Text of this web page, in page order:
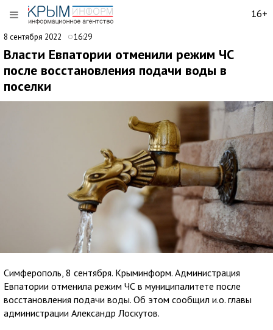
16+
8 сентября 2022 16:29
Власти Евпатории отменили режим ЧС
после восстановления подачи воды в
поселки
Симферополь, 8 сентября. Крыминформ. Администрация
Евпатории отменила режим ЧС в муниципалитете после
восстановления подачи воды. Об этом сообщил и.о. главы
администрации Александр Лоскутов.